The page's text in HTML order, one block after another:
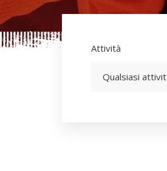
Attività